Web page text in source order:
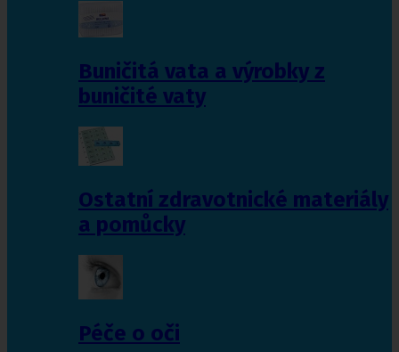
Buničitá vata a výrobky z
buničité vaty
Ostatní zdravotnické materiály
a pomůcky
Péče o oči